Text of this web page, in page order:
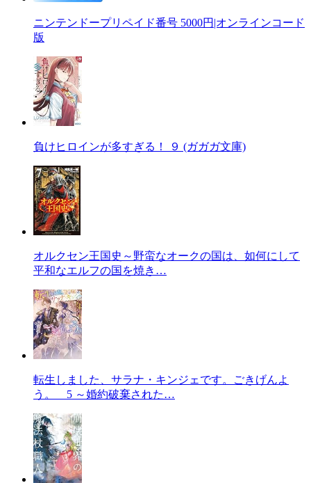
ニンテンドープリペイド番号 5000円|オンラインコード
版
負けヒロインが多すぎる！ ９ (ガガガ文庫)
オルクセン王国史～野蛮なオークの国は、如何にして
平和なエルフの国を焼き…
転生しました、サラナ・キンジェです。ごきげんよ
う。 5 ～婚約破棄された…